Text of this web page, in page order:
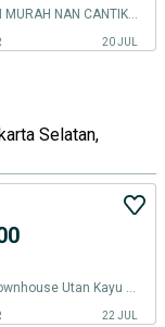
RUMAH DIJUAL 2 LANTAI MURAH NAN CANTIK LOKASI DEKAT TOL RAWAMANGUN UTAN KAYU JAKARTA TIMUR
20 JUL
Selatan,
Siap Huni Rumah Baru Townhouse Utan Kayu Matraman Jakarta Timur Rawamangun Cempaka Putih
22 JUL